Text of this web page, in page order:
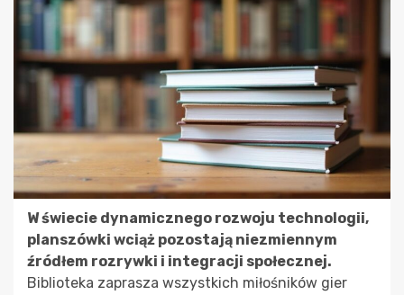
W świecie dynamicznego rozwoju technologii,
planszówki wciąż pozostają niezmiennym
źródłem rozrywki i integracji społecznej.
Biblioteka zaprasza wszystkich miłośników gier